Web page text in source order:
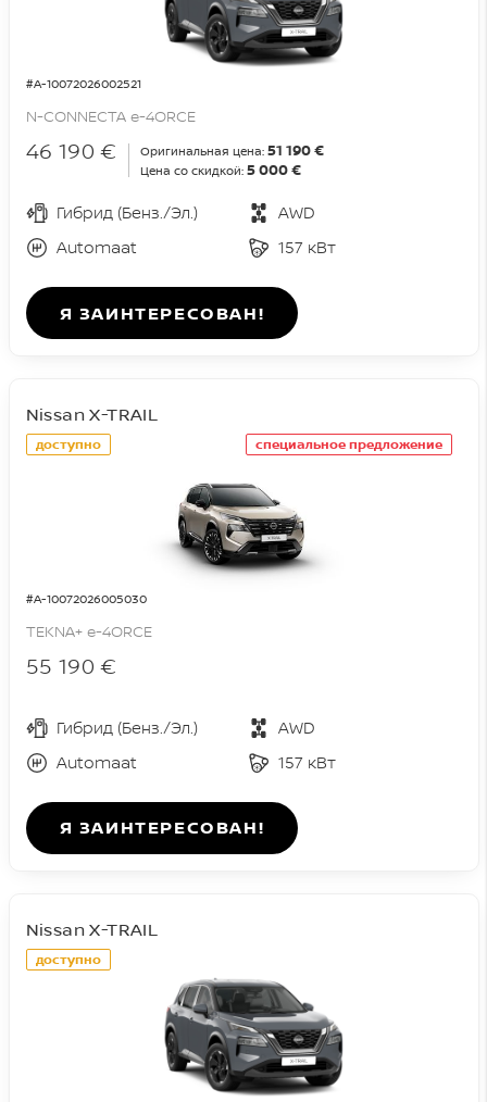
#A-10072026002521
N-CONNECTA e-4ORCE
46 190 € Оригинальная цена: 51 190 €
Цена со скидкой: 5 000 €
Гибрид (Бенз./Эл.)
AWD
Automaat
157 кВт
Я ЗАИНТЕРЕСОВАН!
доступно специальное предложение
#A-10072026005030
Nissan X-TRAIL
TEKNA+ e-4ORCE
55 190 €
Гибрид (Бенз./Эл.)
AWD
Automaat
157 кВт
Я ЗАИНТЕРЕСОВАН!
доступно
Nissan X-TRAIL